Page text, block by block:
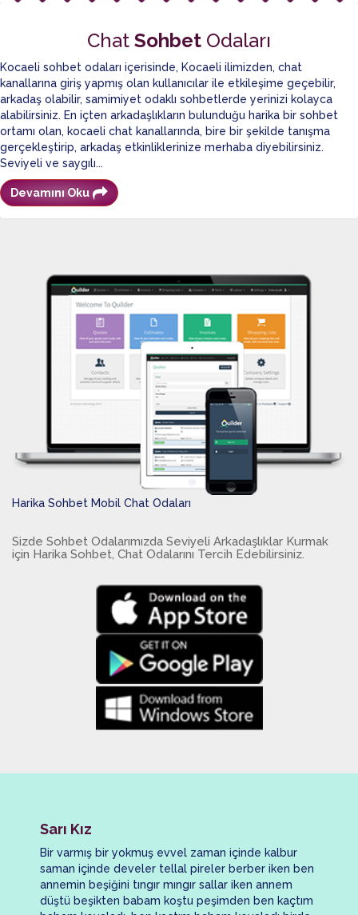
Chat Sohbet Odaları
Kocaeli sohbet odaları içerisinde, Kocaeli ilimizden, chat
kanallarına giriş yapmış olan kullanıcılar ile etkileşime geçebilir,
arkadaş olabilir, samimiyet odaklı sohbetlerde yerinizi kolayca
alabilirsiniz. En içten arkadaşlıkların bulunduğu harika bir sohbet
ortamı olan, kocaeli chat kanallarında, bire bir şekilde tanışma
gerçekleştirip, arkadaş etkinliklerinize merhaba diyebilirsiniz.
Seviyeli ve saygılı...
Devamını Oku
Harika Sohbet Mobil Chat Odaları
Sizde Sohbet Odalarımızda Seviyeli Arkadaşlıklar Kurmak
için Harika Sohbet, Chat Odalarını Tercih Edebilirsiniz.
Sarı Kız
Bir varmış bir yokmuş evvel zaman içinde kalbur
saman içinde develer tellal pireler berber iken ben
annemin beşiğini tıngır mıngır sallar iken annem
düştü beşikten babam koştu peşimden ben kaçtım